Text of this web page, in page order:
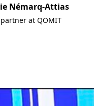
Némarq-Attias
at QOMIT